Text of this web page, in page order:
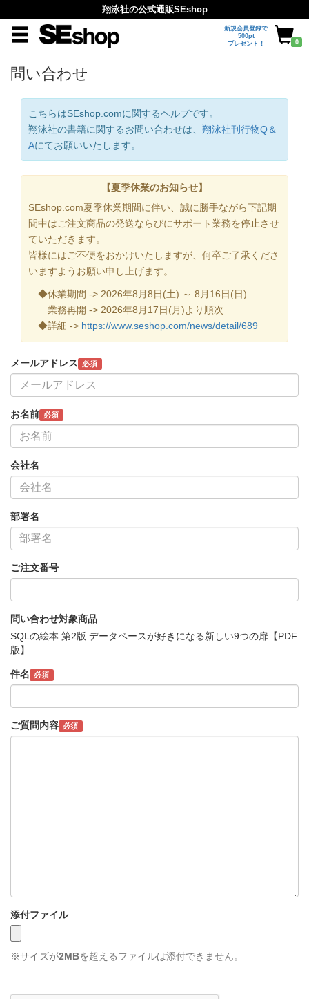
翔泳社の公式通販SEshop
新規会員登録で
500pt
プレゼント！
0
問い合わせ
こちらはSEshop.comに関するヘルプです。
翔泳社の書籍に関するお問い合わせは、 翔泳社刊行物Q＆
Aにてお願いいたします。
【夏季休業のお知らせ】
SEshop.com夏季休業期間に伴い、誠に勝手ながら下記期
間中はご注文商品の発送ならびにサポート業務を停止させ
ていただきます。
皆様にはご不便をおかけいたしますが、何卒ご了承くださ
いますようお願い申し上げます。
◆休業期間 -> 2026年8月8日(土) ～ 8月16日(日)
業務再開 -> 2026年8月17日(月)より順次
◆詳細 -> https://www.seshop.com/news/detail/689
メールアドレス 必須
お名前 必須
会社名
部署名
ご注文番号
問い合わせ対象商品
SQLの絵本 第2版 データベースが好きになる新しい9つの扉【PDF
版】
件名 必須
ご質問内容 必須
添付ファイル
※サイズが2MBを超えるファイルは添付できません。